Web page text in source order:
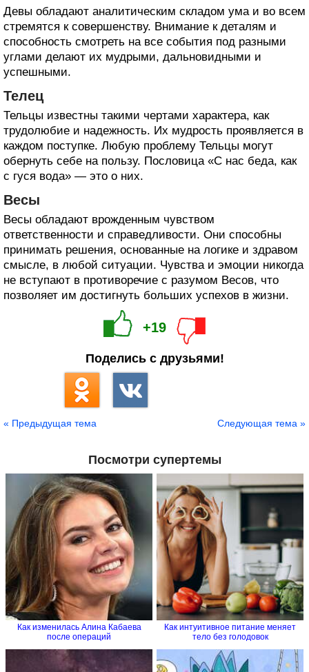
Девы обладают аналитическим складом ума и во всем
стремятся к совершенству. Внимание к деталям и
способность смотреть на все события под разными
углами делают их мудрыми, дальновидными и
успешными.
Телец
Тельцы известны такими чертами характера, как
трудолюбие и надежность. Их мудрость проявляется в
каждом поступке. Любую проблему Тельцы могут
обернуть себе на пользу. Пословица «С нас беда, как
с гуся вода» — это о них.
Весы
Весы обладают врожденным чувством
ответственности и справедливости. Они способны
принимать решения, основанные на логике и здравом
смысле, в любой ситуации. Чувства и эмоции никогда
не вступают в противоречие с разумом Весов, что
позволяет им достигнуть больших успехов в жизни.
+19
Поделись с друзьями!
« Предыдущая тема Следующая тема »
Посмотри супертемы
Как изменилась Алина Кабаева
после операций
Как интуитивное питание меняет
тело без голодовок